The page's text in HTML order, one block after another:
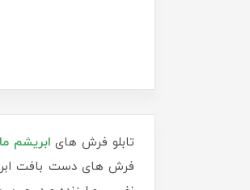
تابلو فرش های ابریشم
فرش های دست بافت